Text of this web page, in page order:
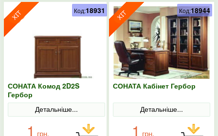
СОНАТА Комод 2D2S
Гербор
Детальніше...
1 грн.
Код:18931
СОНАТА Кабінет Гербор
Детальніше...
1 грн.
Код:18944